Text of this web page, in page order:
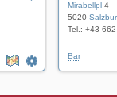
Mirabellpl 4
5020
Tel.: +43
Bar